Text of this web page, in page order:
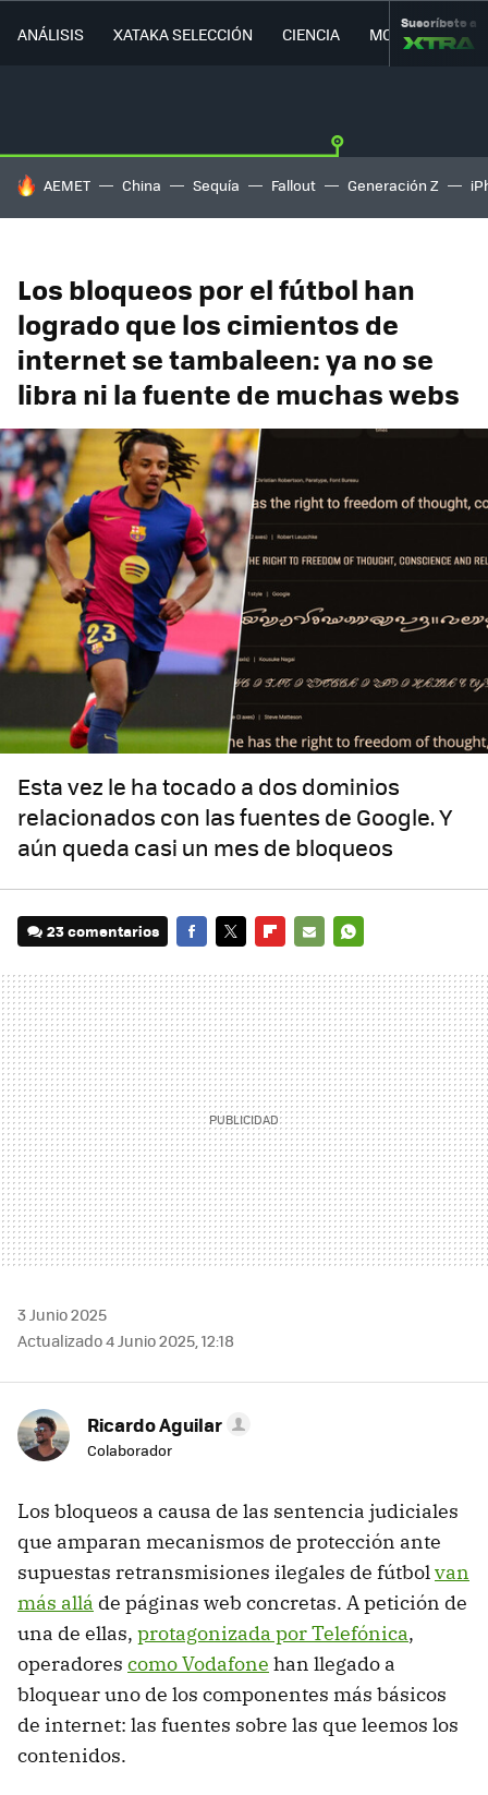
ANÁLISIS XATAKA SELECCIÓN CIENCIA MOVILIDAD
Suscríbete a
HOY SE HABLA DE
AEMET China Sequía Fallout Generación Z
Los bloqueos por el fútbol han
logrado que los cimientos de
internet se tambaleen: ya no se
libra ni la fuente de muchas webs
Esta vez le ha tocado a dos dominios
relacionados con las fuentes de Google. Y
aún queda casi un mes de bloqueos
23 comentarios
MAIL
3 Junio 2025
Actualizado 4 Junio 2025, 12:18
Ricardo Aguilar
Colaborador
Los bloqueos a causa de las sentencia judiciales
que amparan mecanismos de protección ante
supuestas retransmisiones ilegales de fútbolvan
más allá de páginas web concretas. A petición de
una de ellas, protagonizada por Telefónica,
operadores como Vodafone han llegado a
bloquear uno de los componentes más básicos
de internet: las fuentes sobre las que leemos los
contenidos.